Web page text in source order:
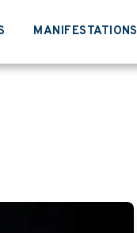
MANIFESTATIONS